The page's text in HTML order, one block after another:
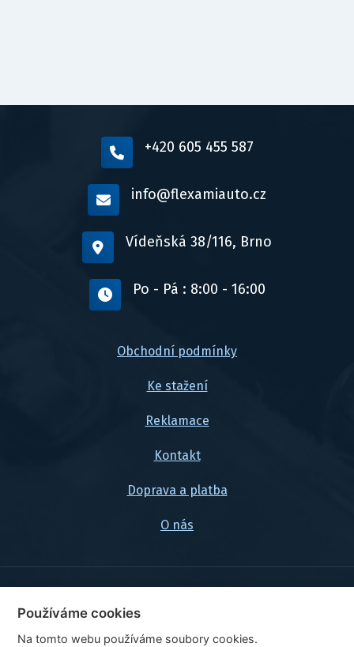
+420 605 455 587
info@flexamiauto.cz
Vídeňská 38/116, Brno
Po - Pá : 8:00 - 16:00
Obchodní podmínky
Ke stažení
Reklamace
Kontakt
Doprava a platba
O nás
© 2026, FlexaMi Auto s.r.o.
Ceny jsou uvedeny vč. DPH
Používáme cookies
Na tomto webu používáme soubory cookies.